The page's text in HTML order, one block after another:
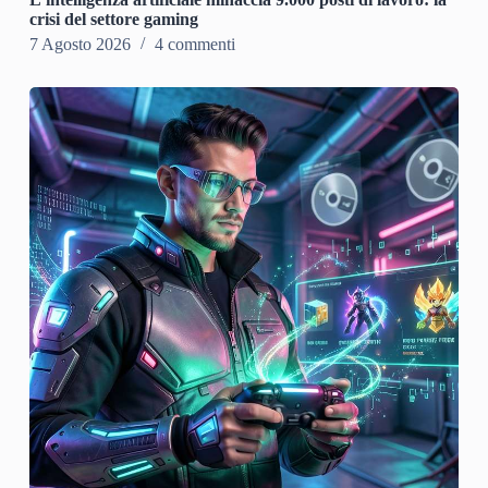
crisi del settore gaming
7 Agosto 2026
4 commenti